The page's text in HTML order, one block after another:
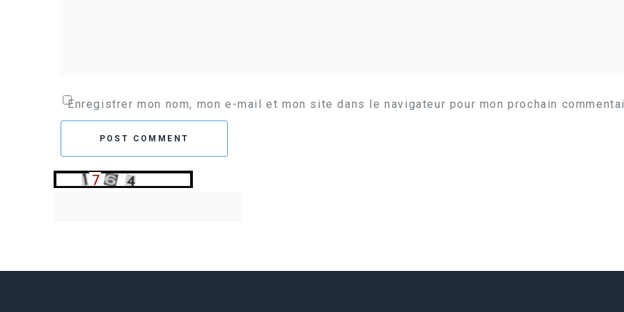
Enregistrer mon nom, mon e-mail et mon site dans le navigateur pour mon prochain